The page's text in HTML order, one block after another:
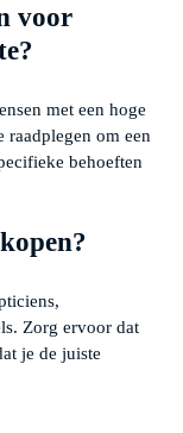
voor
met een hoge
om een
behoeften
Zorg ervoor dat
je de juiste